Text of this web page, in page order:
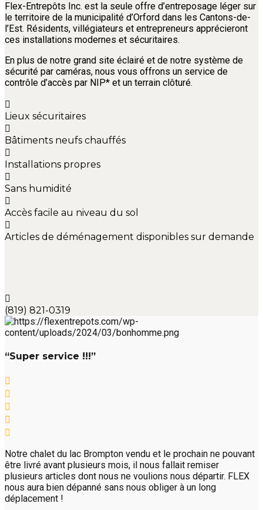
Flex-Entrepôts Inc. est la seule offre d’entreposage léger sur
le territoire de la municipalité d’Orford dans les Cantons-de-
l’Est. Résidents, villégiateurs et entrepreneurs apprécieront
ces installations modernes et sécuritaires.
En plus de notre grand site éclairé et de notre système de
sécurité par caméras, nous vous offrons un service de
contrôle d’accès par NIP* et un terrain clôturé.
Lieux sécuritaires
Bâtiments neufs chauffés
Installations propres
Sans humidité
Accès facile au niveau du sol
Articles de déménagement disponibles sur demande
(819) 821-0319
“Super service !!!”
Notre chalet du lac Brompton vendu et le prochain ne pouvant
être livré avant plusieurs mois, il nous fallait remiser
plusieurs articles dont nous ne voulions nous départir. FLEX
nous aura bien dépanné sans nous obliger à un long
déplacement !